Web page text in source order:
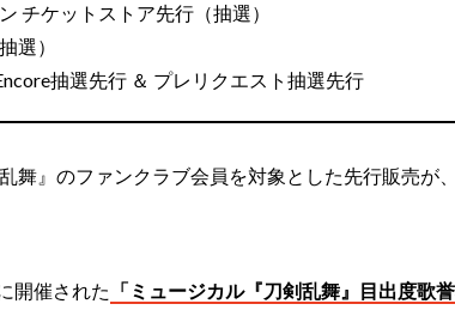
チケットストア先行（抽選）
選）
抽選先行 ＆ プレリクエスト抽選先行
舞』のファンクラブ会員を対象とした先行販売が、
開催された 「ミュージカル『刀剣乱舞』目出度歌